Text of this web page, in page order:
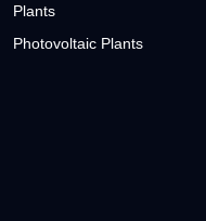
Plants
Photovoltaic Plants